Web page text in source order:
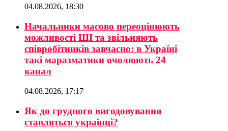
04.08.2026, 18:30
Начальники масово переоцінюють
можливості ШІ та звільняють
співробітників завчасно: в Україні
такі маразматики очолюють 24
канал
04.08.2026, 17:17
Як до грудного вигодовування
ставляться українці?